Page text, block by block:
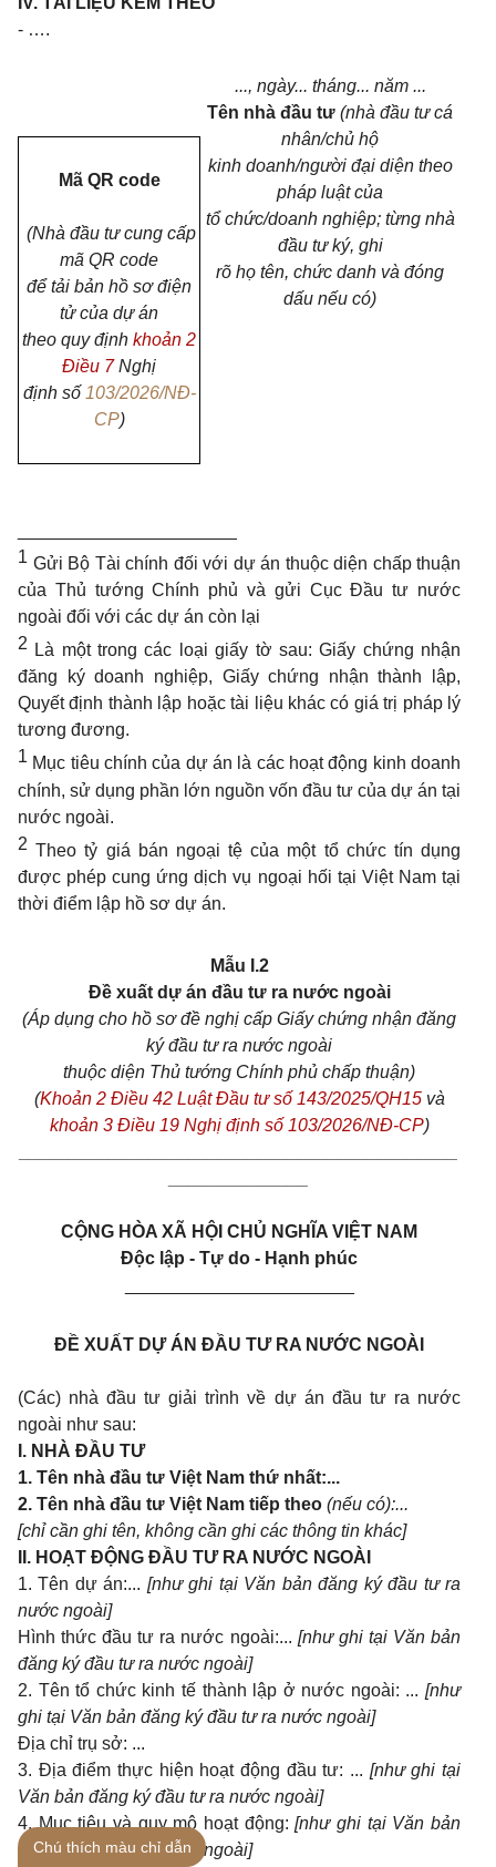
- ….
..., ngày... tháng... năm ...
Tên nhà đầu tư (nhà đầu tư cá
nhân/chủ hộ
kinh doanh/người đại diện theo
pháp luật của
tổ chức/doanh nghiệp; từng nhà
đầu tư ký, ghi
rõ họ tên, chức danh và đóng
dấu nếu có)
Mã QR code
(Nhà đầu tư cung cấp
mã QR code
để tải bản hồ sơ điện
tử của dự án
theo quy định khoản 2
Điều 7Nghị
định số 103/2026/NĐ-
CP)
1 Gửi Bộ Tài chính đối với dự án thuộc diện chấp thuận
của Thủ tướng Chính phủ và gửi Cục Đầu tư nước
ngoài đối với các dự án còn lại
2 Là một trong các loại giấy tờ sau: Giấy chứng nhận
đăng ký doanh nghiệp, Giấy chứng nhận thành lập,
Quyết định thành lập hoặc tài liệu khác có giá trị pháp lý
tương đương.
1 Mục tiêu chính của dự án là các hoạt động kinh doanh
chính, sử dụng phần lớn nguồn vốn đầu tư của dự án tại
nước ngoài.
2 Theo tỷ giá bán ngoại tệ của một tổ chức tín dụng
được phép cung ứng dịch vụ ngoại hối tại Việt Nam tại
thời điểm lập hồ sơ dự án.
Mẫu I.2
Đề xuất dự án đầu tư ra nước ngoài
(Áp dụng cho hồ sơ đề nghị cấp Giấy chứng nhận đăng
ký đầu tư ra nước ngoài
thuộc diện Thủ tướng Chính phủ chấp thuận)
(Khoản 2 Điều 42 Luật Đầu tư số 143/2025/QH15và
khoản 3 Điều 19 Nghị định số 103/2026/NĐ-CP)
CỘNG HÒA XÃ HỘI CHỦ NGHĨA VIỆT NAM
Độc lập - Tự do - Hạnh phúc
ĐỀ XUẤT DỰ ÁN ĐẦU TƯ RA NƯỚC NGOÀI
(Các) nhà đầu tư giải trình về dự án đầu tư ra nước
ngoài như sau:
I. NHÀ ĐẦU TƯ
1. Tên nhà đầu tư Việt Nam thứ nhất:...
2. Tên nhà đầu tư Việt Nam tiếp theo (nếu có):...
[chỉ cần ghi tên, không cần ghi các thông tin khác]
II. HOẠT ĐỘNG ĐẦU TƯ RA NƯỚC NGOÀI
1. Tên dự án:... [như ghi tại Văn bản đăng ký đầu tư ra
nước ngoài]
Hình thức đầu tư ra nước ngoài:... [như ghi tại Văn bản
đăng ký đầu tư ra nước ngoài]
2. Tên tổ chức kinh tế thành lập ở nước ngoài: ... [như
ghi tại Văn bản đăng ký đầu tư ra nước ngoài]
Địa chỉ trụ sở: ...
3. Địa điểm thực hiện hoạt động đầu tư: ... [như ghi tại
Văn bản đăng ký đầu tư ra nước ngoài]
4. Mục tiêu và quy mô hoạt động:[như ghi tại Văn bản
đăng ký đầu tư ra nước ngoài]
Chú thích màu chỉ dẫn